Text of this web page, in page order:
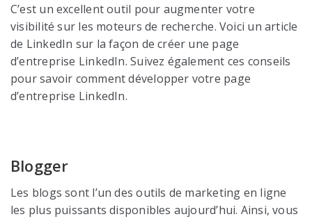
C’est un excellent outil pour augmenter votre
visibilité sur les moteurs de recherche. Voici un article
de LinkedIn sur la façon de créer une page
d’entreprise LinkedIn. Suivez également ces conseils
pour savoir comment développer votre page
d’entreprise LinkedIn.
Blogger
Les blogs sont l’un des outils de marketing en ligne
les plus puissants disponibles aujourd’hui. Ainsi, vous